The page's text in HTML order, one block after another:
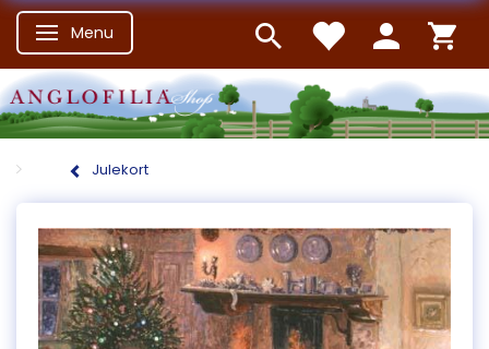
Skifte navigation
Menu
Julekort